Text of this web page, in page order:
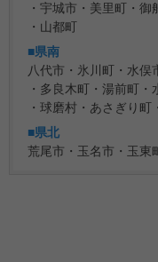
宇城市
美里町 御
山都町
■県南
八代市
氷川町 水俣
多良木町
湯前町
球磨村
あさぎり町
■県北
荒尾市
玉名市 玉東町